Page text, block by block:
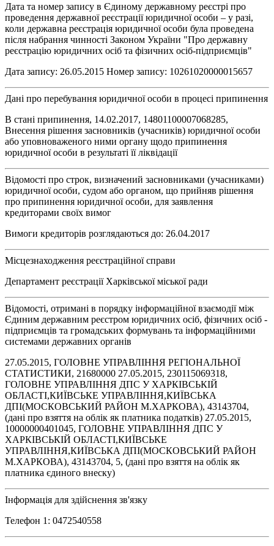
Дата та номер запису в Єдиному державному реєстрі про
проведення державної реєстрації юридичної особи – у разі,
коли державна реєстрація юридичної особи була проведена
після набрання чинності Законом України "Про державну
реєстрацію юридичних осіб та фізичних осіб-підприємців"
Дата запису: 26.05.2015 Номер запису: 10261020000015657
Дані про перебування юридичної особи в процесі припинення
В стані припинення, 14.02.2017, 14801100007068285,
Внесення рішення засновників (учасників) юридичної особи
або уповноваженого ними органу щодо припинення
юридичної особи в результаті її ліквідації
Відомості про строк, визначений засновниками (учасниками)
юридичної особи, судом або органом, що прийняв рішення
про припинення юридичної особи, для заявлення
кредиторами своїх вимог
Вимоги кредиторів розглядаються до: 26.04.2017
Місцезнаходження реєстраційної справи
Департамент реєстрації Харківської міської ради
Відомості, отримані в порядку інформаційної взаємодії між
Єдиним державним реєстром юридичних осіб, фізичних осіб -
підприємців та громадських формувань та інформаційними
системами державних органів
27.05.2015, ГОЛОВНЕ УПРАВЛІННЯ РЕГІОНАЛЬНОЇ
СТАТИСТИКИ, 21680000 27.05.2015, 230115069318,
ГОЛОВНЕ УПРАВЛІННЯ ДПС У ХАРКІВСЬКІЙ
ОБЛАСТІ,КИЇВСЬКЕ УПРАВЛІННЯ,КИЇВСЬКА
ДПІ(МОСКОВСЬКИЙ РАЙОН М.ХАРКОВА), 43143704,
(дані про взяття на облік як платника податків) 27.05.2015,
10000000401045, ГОЛОВНЕ УПРАВЛІННЯ ДПС У
ХАРКІВСЬКІЙ ОБЛАСТІ,КИЇВСЬКЕ
УПРАВЛІННЯ,КИЇВСЬКА ДПІ(МОСКОВСЬКИЙ РАЙОН
М.ХАРКОВА), 43143704, 5, (дані про взяття на облік як
платника єдиного внеску)
Інформація для здійснення зв'язку
Телефон 1: 0472540558